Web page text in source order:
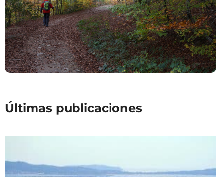
Últimas publicaciones